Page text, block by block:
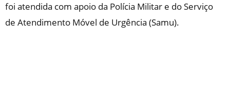
foi atendida com apoio da Polícia Militar e do Serviço
de Atendimento Móvel de Urgência (Samu).